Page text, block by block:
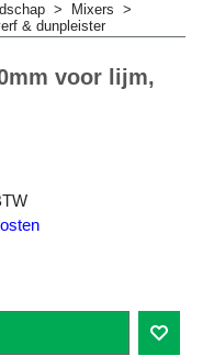
> Mixers >
& dunpleister
voor lijm,